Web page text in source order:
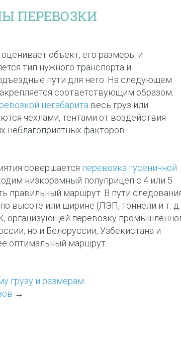
ПЕРЕВОЗКИ
объект, его размеры и
тип нужного транспорта и
пути для него. На следующем
соответствующим образом.
негабарита весь груз или
чехлами, тентами от воздействия
неблагоприятных факторов.
совершается перевозка гусеничной
низкорамный полуприцеп с 4 или 5
правильный маршрут. В пути
высоте или ширине (ЛЭП, тоннели и т.
перевозку
но и Белоруссии, Узбекистана и
оптимальный маршрут.
грузу и размерам
→